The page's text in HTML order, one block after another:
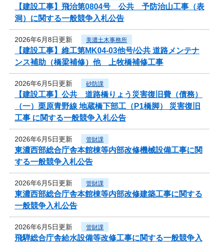
【建設工事】飛治第0804号 公共 予防治山工事（表
洞）に関する一般競争入札公告
2026年6月8日更新 美濃土木事務所
【建設工事】維工第MK04-03他号/公共 道路メンテナ
ンス補助（橋梁補修）他 上牧橋補修工事
2026年6月5日更新 砂防課
【建設工事】公共 道路橋りょう災害復旧費（債務）
（一）栗原青野線 地蔵橋下部工（P1橋脚） 災害復旧
工事 に関する一般競争入札公告
2026年6月5日更新 管財課
東濃西部総合庁舎本館棟等内部改修機械設備工事に関
する一般競争入札公告
2026年6月5日更新 管財課
東濃西部総合庁舎本館棟等内部改修建築工事に関する
一般競争入札公告
2026年6月5日更新 管財課
飛騨総合庁舎給水設備等改修工事に関する一般競争入